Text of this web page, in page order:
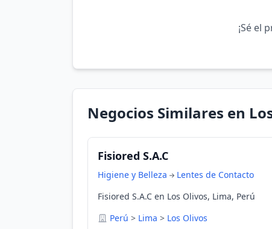
¡Sé el
Negocios Similares en
Fisiored S.A.C
Higiene y Belleza
Lentes de Contacto
Fisiored S.A.C en Los Olivos, Lima, Perú
Perú > Lima > Los Olivos